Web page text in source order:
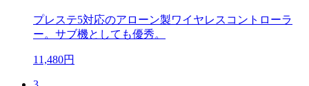
プレステ5対応のアローン製ワイヤレスコントローラ
ー。サブ機としても優秀。
11,480円